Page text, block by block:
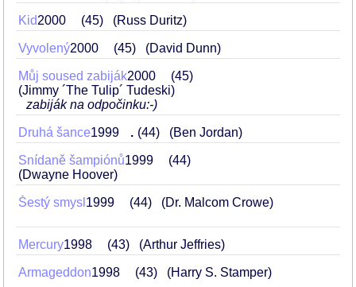
Kid2000 45 (Russ Duritz)
Vyvolený2000 45 (David Dunn)
Můj soused zabiják2000
45
(Jimmy ´The Tulip´ Tudeski)
zabiják na odpočinku:-)
Druhá šance1999 . 44 (Ben Jordan)
Snídaně šampiónů1999
44
(Dwayne Hoover)
Šestý smysl 1999 44 (Dr. Malcom Crowe)
Mercury1998 43 (Arthur Jeffries)
Armageddon1998 43 (Harry S. Stamper)